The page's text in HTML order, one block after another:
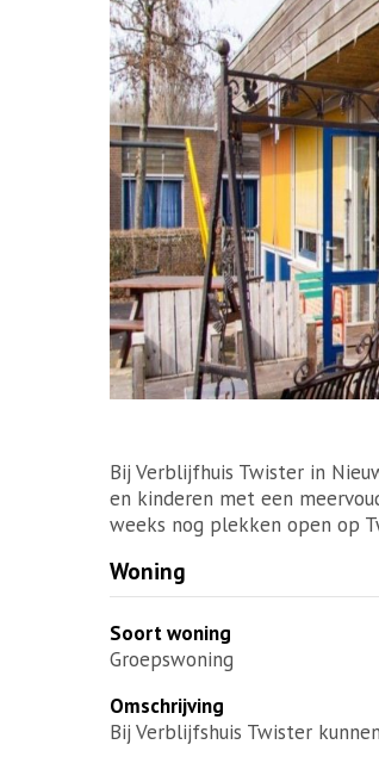
Bij Verblijfhuis Twister in
en kinderen met een
weeks nog plekken open op
Woning
Soort woning
Groepswoning
Omschrijving
Bij Verblijfshuis Twister